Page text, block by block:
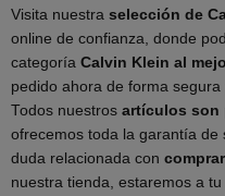
Visita nuestra selección de
online de confianza, donde
categoría Calvin Klein al
pedido ahora de forma
Todos nuestros artículos son
ofrecemos toda la garantía de
duda relacionada con
nuestra tienda, estaremos a